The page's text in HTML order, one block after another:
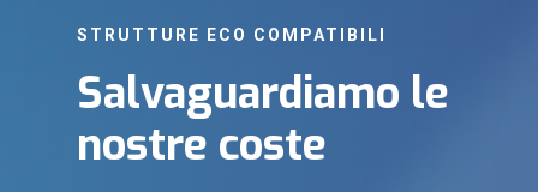
STRUTTURE ECO COMPATIBILI
Salvaguardiamo le
nostre coste